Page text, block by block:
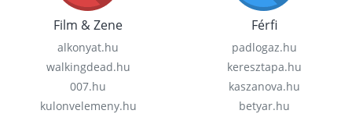
Film & Zene
alkonyat.hu
walkingdead.hu
007.hu
kulonvelemeny.hu
Férfi
padlogaz.hu
keresztapa.hu
kaszanova.hu
betyar.hu